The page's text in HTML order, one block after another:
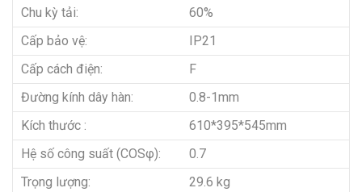
Chu kỳ tải:
60%
Cấp bảo vệ:
IP21
Cấp cách điện:
F
Đường kính dây hàn:
0.8-1mm
Kích thước :
610*395*545mm
Hệ số công suất (COSφ):
0.7
Trọng lượng:
29.6 kg